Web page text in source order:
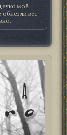
моё
все